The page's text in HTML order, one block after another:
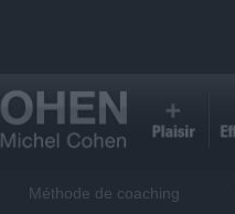
Méthode de coaching